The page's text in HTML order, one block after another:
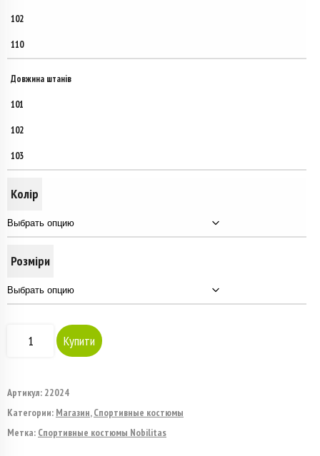
102
110
Довжина штанів
101
102
103
Колір
Розміри
Количество
Костюм
спортивний
Купити
Артикул: 22024
Категории: Магазин,Спортивные костюмы
Метка: Спортивные костюмы Nobilitas